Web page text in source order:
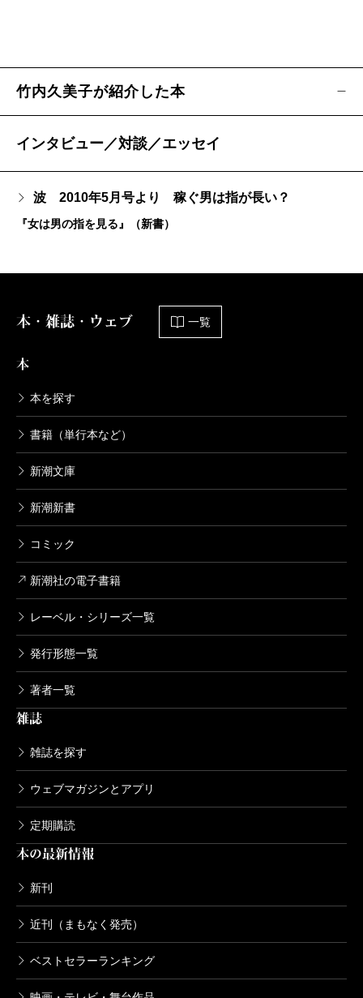
竹内久美子が紹介した本
インタビュー／対談／エッセイ
波 2010年5月号より 稼ぐ男は指が長い？
『女は男の指を見る』（新書）
本・雑誌・ウェブ 一覧
本
本を探す
書籍（単行本など）
新潮文庫
新潮新書
コミック
新潮社の電子書籍
レーベル・シリーズ一覧
発行形態一覧
著者一覧
雑誌
雑誌を探す
ウェブマガジンとアプリ
定期購読
本の最新情報
新刊
近刊（まもなく発売）
ベストセラーランキング